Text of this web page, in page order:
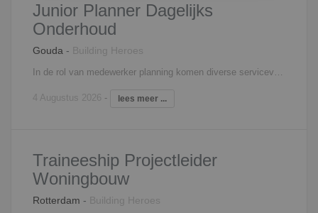
Junior Planner Dagelijks
Onderhoud
Gouda - Building Heroes
In de rol van medewerker planning komen diverse servicevragen (dagelijks onderhoud) bij jou terecht via telefoon en mail. Voor opdrachtgevers, bewoners, onderaannemers en servicemedewerkers ben je dan ook het eerste aanspreekpunt. Je bent betrokken bij het gehele proces van het aannemen, behandelen en plannen van de opdrachten en zorgt uiteindelijk voor tevreden opdrachtgevers en bewoners. De opdrachtgevers waarvoor ze werken zijn woningcorporaties. Doordat je goed luistert naar de vraag die huurders stellen weet je altijd met een passende oplossing te komen bij vragen en klachten. Voor jou is het gemakkelijk om contact met mensen te maken en vindt je het leuk om snel te schakelen. Nadat je de vraagstelling helder hebt, plan je een monteur of andere vakman in, waarbij je rekening houdt met de prioriteit en de uitvoering. De planning en aansturing is grotendeels geautomatiseerd, maar er is altijd behoefte aan maatwerk. Daarvoor ben jij de aangewezen persoon! Met jouw bouwkundig inzicht is dat voor jou geen enkel probleem. Vervolgens zorg je er voor dat alle betrokken partijen worden geïnformeerd en legt dit vast in het systeem. Je hebt geen moeite met multitasking en geen dag is hetzelfde, want je hebt meerdere klussen onder handen en het moet allemaal op tijd af. Het is een veelzijdige en uitdagende functie waarbij je op administratief en technisch vlak volop bezig bent. Naast het behandelen van vragen, heb je ook contact met huurders nadat de werkzaamheden zijn uitgevoerd. Je doet er alles aan om de klanttevredenheid hoog te houden. Kortom een erg dynamische rol binnen een platte organisatie met een hecht team, waar klanttevredenheid de hoofdfocus is.
4 Augustus 2026 - lees meer ...
Traineeship Projectleider
Woningbouw
Rotterdam - Building Heroes